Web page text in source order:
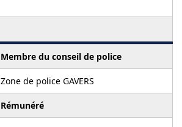
Membre du conseil de police
Zone de police GAVERS
Rémunéré